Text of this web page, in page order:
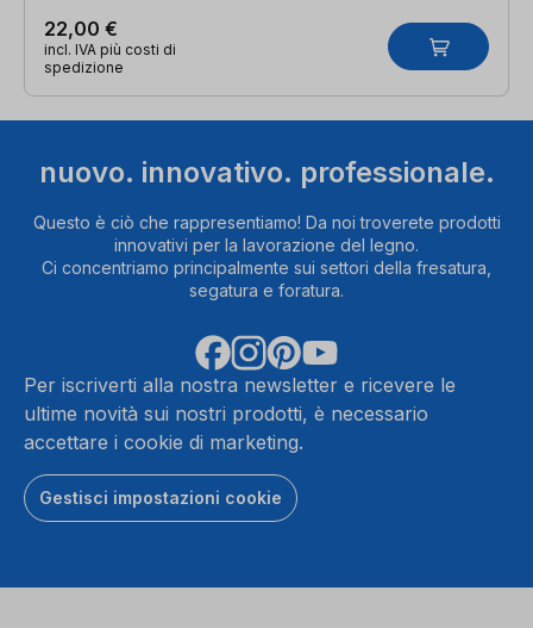
22,00 €
incl. IVA più costi di
spedizione
nuovo. innovativo. professionale.
Questo è ciò che rappresentiamo! Da noi troverete prodotti
innovativi per la lavorazione del legno.
Ci concentriamo principalmente sui settori della fresatura,
segatura e foratura.
Per iscriverti alla nostra newsletter e ricevere le
ultime novità sui nostri prodotti, è necessario
accettare i cookie di marketing.
Gestisci impostazioni cookie